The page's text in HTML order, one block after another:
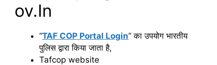
ov.In
“TAF COP Portal Login” का उपयोग भारतीय
पुलिस द्वारा किया जाता है,
Tafcop website